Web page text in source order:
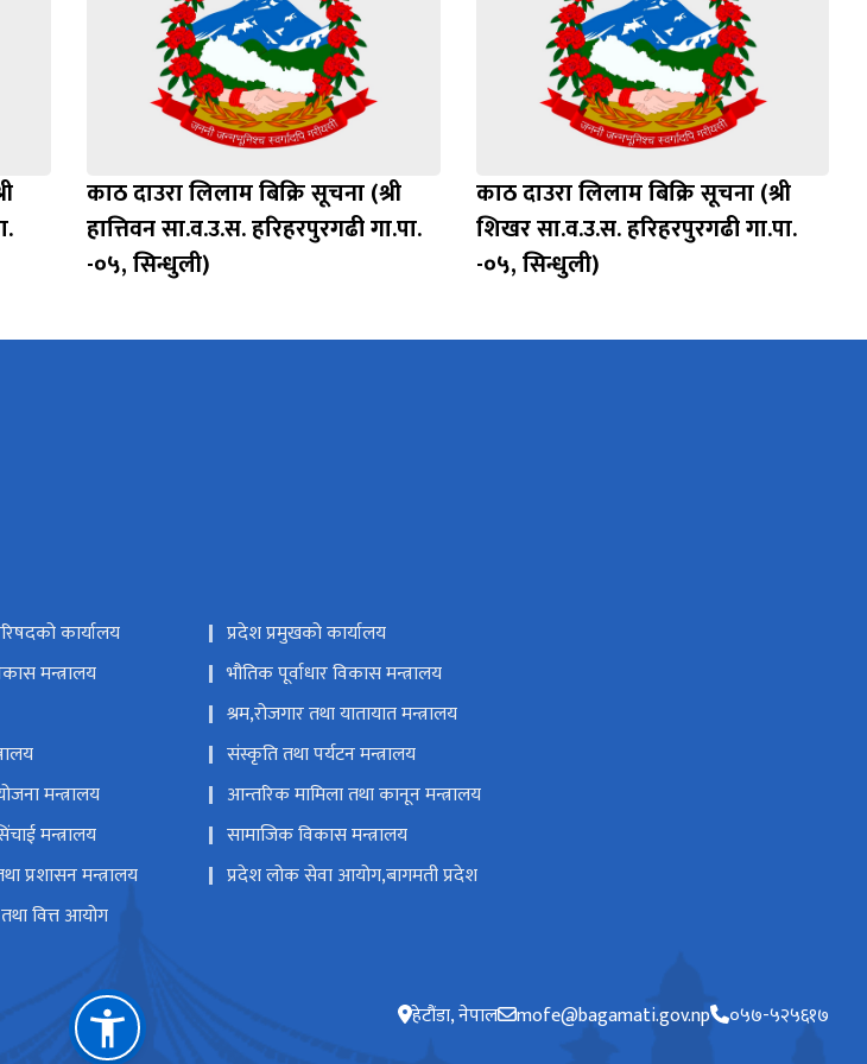
काठ दाउरा लिलाम बिक्रि सूचना (श्री
हात्तिवन सा.व.उ.स. हरिहरपुरगढी गा.पा.
-०५, सिन्धुली)
काठ दाउरा लिलाम बिक्रि सूचना (श्री
शिखर सा.व.उ.स. हरिहरपुरगढी गा.पा.
-०५, सिन्धुली)
कार्यालय
प्रदेश प्रमुखको कार्यालय
मन्त्रालय
भौतिक पूर्वाधार विकास मन्त्रालय
श्रम,रोजगार तथा यातायात मन्त्रालय
संस्कृति तथा पर्यटन मन्त्रालय
मन्त्रालय
आन्तरिक मामिला तथा कानून मन्त्रालय
मन्त्रालय
सामाजिक विकास मन्त्रालय
प्रशासन मन्त्रालय
प्रदेश लोक सेवा आयोग,बागमती प्रदेश
तथा वित्त आयोग
हेटौंडा, नेपाल mofe@bagamati.gov.np ०५७-५२५६१७